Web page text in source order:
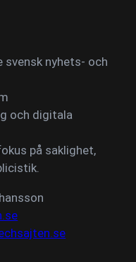
svensk nyhets- och
och digitala
på saklighet,